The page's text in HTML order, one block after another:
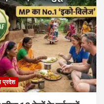
प्रदेश